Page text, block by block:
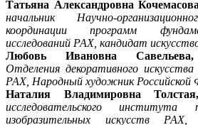
Татьяна Александровна Кочемасова
начальник Научно-
координации программ
исследований РАХ, кандидат
Любовь Ивановна Савельева,
Отделения декоративного
РАХ, Народный художник Российской
Наталия Владимировна
исследовательского
изобразительных искусств РАХ,